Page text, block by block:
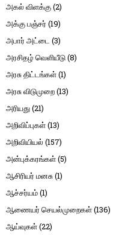
அகல் விளக்கு(2)
அக்கு பஞ்சர் (19)
அபார் அட்டை (3)
அரசிதழ் வெளியீடு(8)
அரசு திட்டங்கள்(1)
அரசு விடுமுறை(13)
அரியது(21)
அறிவிப்புகள்(13)
அறிவியியல் (157)
அன்புக்கரங்கள்(5)
ஆசிரியர் மனசு(1)
ஆச்சர்யம்(1)
ஆணையர் செயல்முறைகள்(136)
ஆய்வுகள்(22)